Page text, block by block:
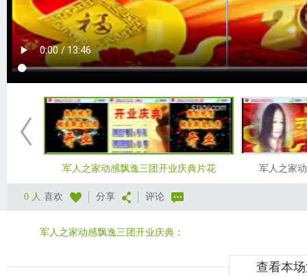
军人之家动感飘逸三团开业庆典片花 军人之家
0 人 喜欢 分享 评论
军人之家动感飘逸三团开业庆典：
查看本